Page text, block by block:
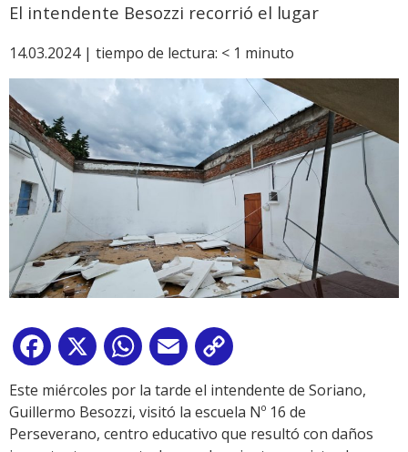
El intendente Besozzi recorrió el lugar
14.03.2024 | tiempo de lectura: < 1 minuto
Facebook
X WhatsApp
Email
Link
Este miércoles por la tarde el intendente de Soriano,
Guillermo Besozzi, visitó la escuela Nº 16 de
Perseverano, centro educativo que resultó con daños